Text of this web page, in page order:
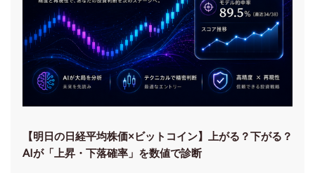
【明日の⽇経平均株価×ビットコイン】上がる？下がる？
AIが「上昇・下落確率」を数値で診断